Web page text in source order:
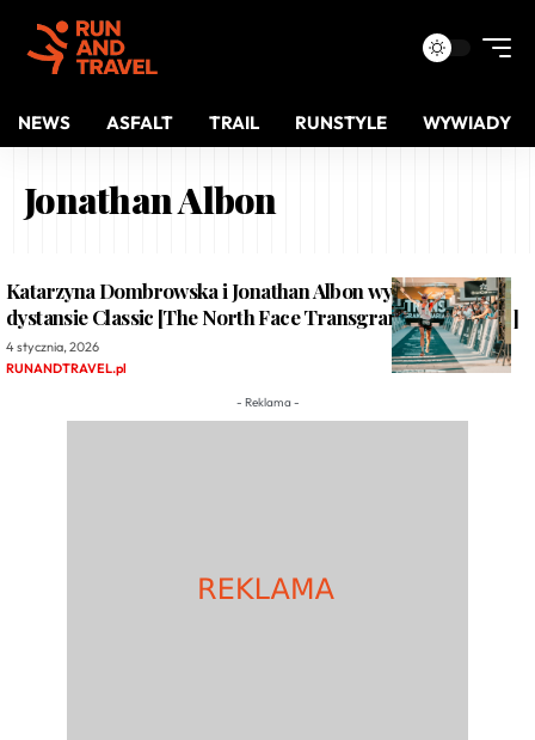
NEWS ASFALT TRAIL RUNSTYLE WYWIADY
Jonathan Albon
Katarzyna Dombrowska i Jonathan Albon wystartują na
dystansie Classic [The North Face Transgrancanaria 2026]
4 stycznia, 2026
RUNANDTRAVEL.pl
- Reklama -